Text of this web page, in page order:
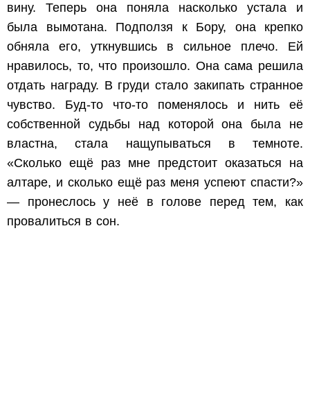
вину. Теперь она поняла насколько устала и
была вымотана. Подползя к Бору, она крепко
обняла его, уткнувшись в сильное плечо. Ей
нравилось, то, что произошло. Она сама решила
отдать награду. В груди стало закипать странное
чувство. Буд-то что-то поменялось и нить её
собственной судьбы над которой она была не
властна, стала нащупываться в темноте.
«Сколько ещё раз мне предстоит оказаться на
алтаре, и сколько ещё раз меня успеют спасти?»
— пронеслось у неё в голове перед тем, как
провалиться в сон.